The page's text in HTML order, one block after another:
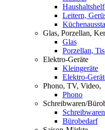
Leitern,
Glas, Porzellan,
Glas
Porzellan,
Elektro-Geräte
Kleingeräte
Elektro-
Phono, TV, Video,
Phono
Schreibwaren/
Schreibwaren
Bürobedarf